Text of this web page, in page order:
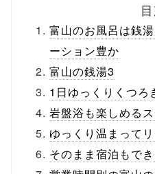
富山のお風呂は銭
ーション豊か
富山の銭湯3
1日ゆっくりくつろ
岩盤浴も楽しめる
ゆっくり温まって
そのまま宿泊もで